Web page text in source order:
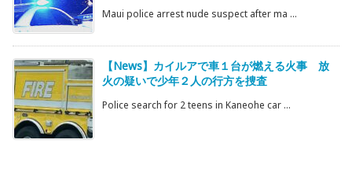
Maui police arrest nude suspect after ma ...
【News】カイルアで車１台が燃える火事 放
火の疑いで少年２人の行方を捜査
Police search for 2 teens in Kaneohe car ...